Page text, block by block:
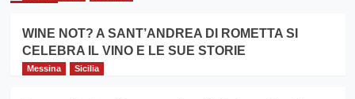
WINE NOT? A SANT’ANDREA DI ROMETTA SI
CELEBRA IL VINO E LE SUE STORIE
Messina Sicilia